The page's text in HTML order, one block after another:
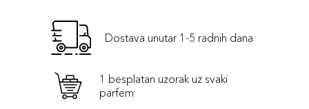
Dostava unutar 1-5 radnih dana
1 besplatan uzorak uz svaki
parfem